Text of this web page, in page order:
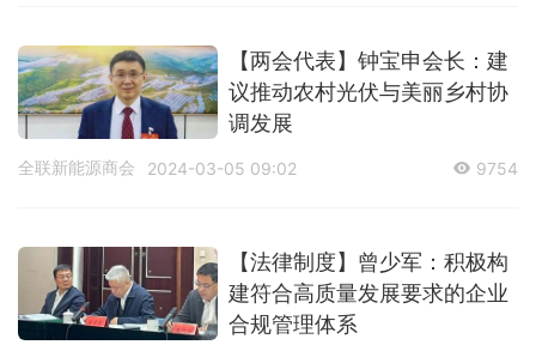
【两会代表】钟宝申会长：建
议推动农村光伏与美丽乡村协
调发展
全联新能源商会 2024-03-05 09:02 9754
【法律制度】曾少军：积极构
建符合高质量发展要求的企业
合规管理体系